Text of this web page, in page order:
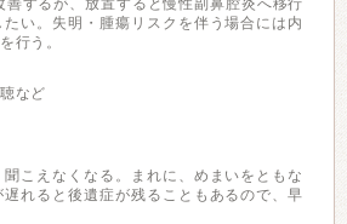
するが、放置すると慢性副鼻腔炎へ移行
い。失明・腫瘍リスクを伴う場合には内
行う。
など
こえなくなる。まれに、めまいをともな
れると後遺症が残ることもあるので、早